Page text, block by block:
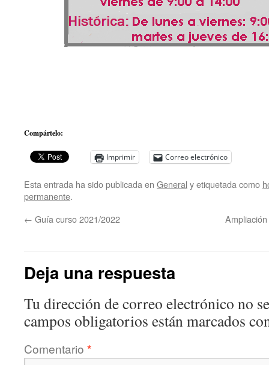
Compártelo:
Imprimir Correo electrónico
Esta entrada ha sido publicada en General y etiquetada como
permanente.
← Guía curso 2021/2022
Deja una respuesta
Tu dirección de correo electrónico no
campos obligatorios están marcados
Comentario *